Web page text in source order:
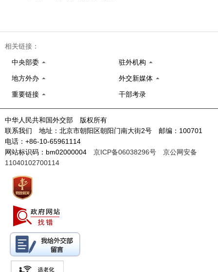
相关链接：
中央部委 驻外机构
地方外办 外交新媒体
重要链接 干部考录
中华人民共和国外交部 版权所有
联系我们 地址：北京市朝阳区朝阳门南大街2号 邮编：100701
电话：+86-10-65961114
网站标识码：bm02000004 京ICP备06038296号
京公网安备
11040102700114